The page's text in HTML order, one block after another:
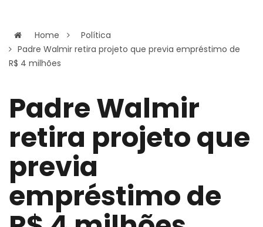
Home
Política
Padre Walmir retira projeto que previa empréstimo de
R$ 4 milhões
Padre Walmir
retira projeto que
previa
empréstimo de